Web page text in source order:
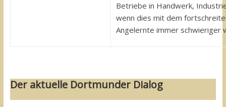
Betriebe in Handwerk,
wenn dies mit dem
Angelernte immer schwieriger
Der aktuelle Dortmunder Dialog